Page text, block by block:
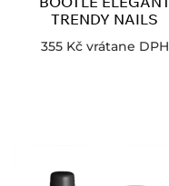
TRENDY NAILS
355 Kč vrátane DPH